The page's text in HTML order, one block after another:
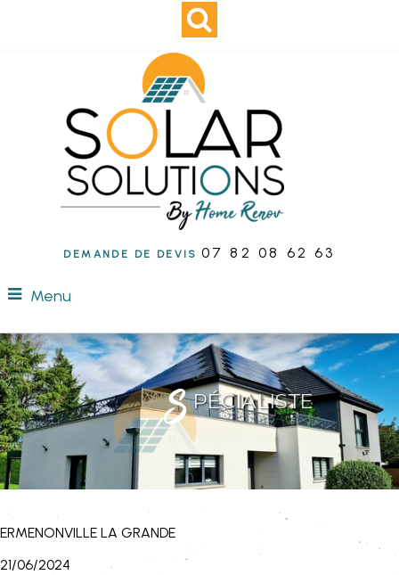
DEMANDE DE DEVIS 07 82 08 62 63
Menu
SPÉCIALISTE
de l'énergie solaire
ERMENONVILLE LA GRANDE
21/06/2024